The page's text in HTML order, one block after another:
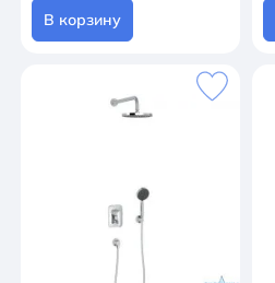
В корзину